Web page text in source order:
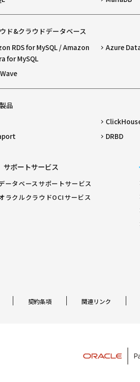
ド&クラウドデータベース
RDS for MySQL / Amazon
for MySQL
Azure
品
DRBD
サポートサービス
ータベースサポートサービス
ラクルクラウドOCIサービス
契約条項 関連リンク